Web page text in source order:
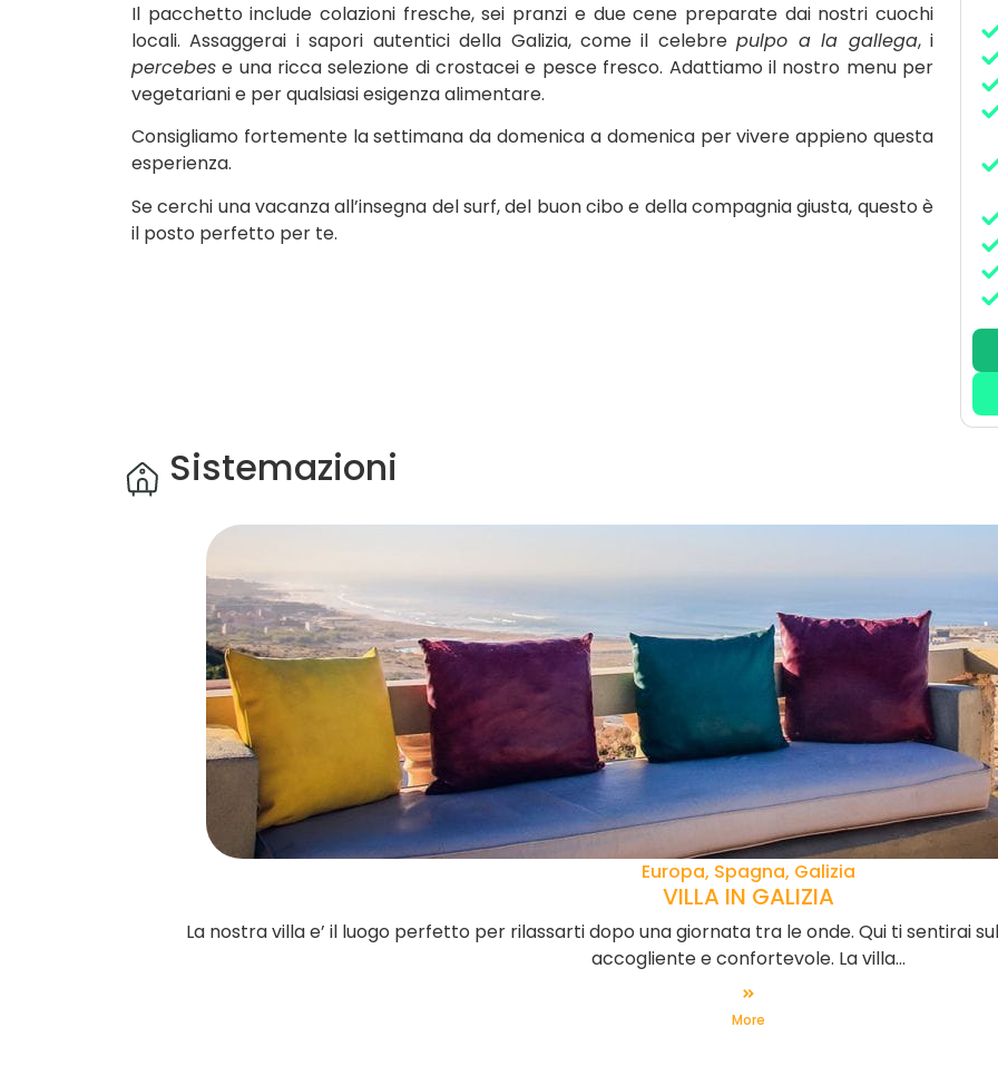
Il pacchetto include colazioni fresche, sei pranzi e due cene preparate dai nostri cuochi
locali. Assaggerai i sapori autentici della Galizia, come il celebrepulpo a la gallega, i
percebes e una ricca selezione di crostacei e pesce fresco. Adattiamo il nostro menu per
vegetariani e per qualsiasi esigenza alimentare.
Consigliamo fortemente la settimana da domenica a domenica per vivere appieno questa
esperienza.
Se cerchi una vacanza all’insegna del surf, del buon cibo e della compagnia giusta, questo è
il posto perfetto per te.
Sistemazioni
Europa, Spagna, Galizia
VILLA IN GALIZIA
La nostra villa e’ il luogo perfetto per rilassarti dopo una giornata tra le onde. Qui ti sentirai
accogliente e confortevole. La villa...
More